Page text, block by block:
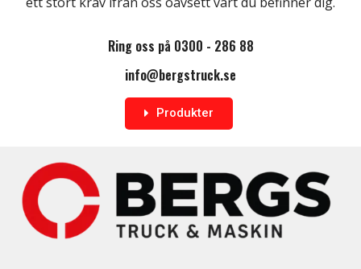
Ring oss på 0300 - 286 88
info@bergstruck.se
Produkter